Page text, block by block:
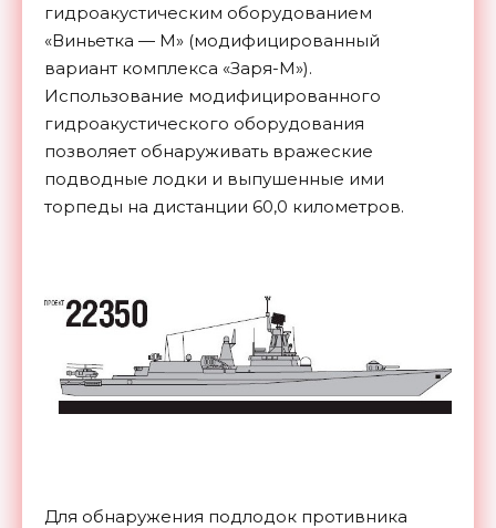
гидроакустическим оборудованием
«Виньетка — М» (модифицированный
вариант комплекса «Заря-М»).
Использование модифицированного
гидроакустического оборудования
позволяет обнаруживать вражеские
подводные лодки и выпушенные ими
торпеды на дистанции 60,0 километров.
Для обнаружения подлодок противника